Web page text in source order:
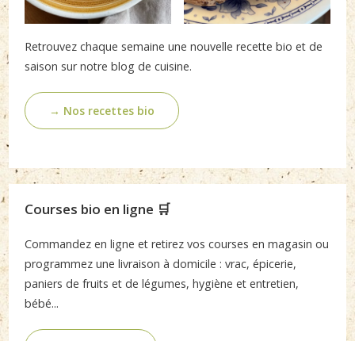
Retrouvez chaque semaine une nouvelle recette bio et de
saison sur notre blog de cuisine.
→ Nos recettes bio
Courses bio en ligne 🛒
Commandez en ligne et retirez vos courses en magasin ou
programmez une livraison à domicile : vrac, épicerie,
paniers de fruits et de légumes, hygiène et entretien,
bébé...